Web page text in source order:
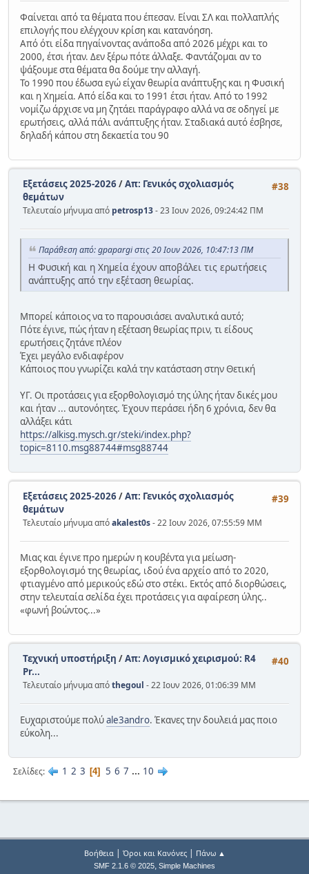
Φαίνεται από τα θέματα που έπεσαν. Είναι ΣΛ και πολλαπλής
επιλογής που ελέγχουν κρίση και κατανόηση.
Από ότι είδα πηγαίνοντας ανάποδα από 2026 μέχρι και το
2000, έτσι ήταν. Δεν ξέρω πότε άλλαξε. Φαντάζομαι αν το
ψάξουμε στα θέματα θα δούμε την αλλαγή.
Το 1990 που έδωσα εγώ είχαν θεωρία ανάπτυξης και η Φυσική
και η Χημεία. Από είδα και το 1991 έτσι ήταν. Από το 1992
νομίζω άρχισε να μη ζητάει παράγραφο αλλά να σε οδηγεί με
ερωτήσεις, αλλά πάλι ανάπτυξης ήταν. Σταδιακά αυτό έσβησε,
δηλαδή κάπου στη δεκαετία του 90
#38
Εξετάσεις 2025-2026/Απ: Γενικός σχολιασμός
θεμάτων
Τελευταίο μήνυμα από petrosp13- 23 Ιουν 2026, 09:24:42 ΠΜ
Παράθεση από: gpapargi στις 20 Ιουν 2026, 10:47:13 ΠΜ
Η Φυσική και η Χημεία έχουν αποβάλει τις ερωτήσεις
ανάπτυξης από την εξέταση θεωρίας.
Μπορεί κάποιος να το παρουσιάσει αναλυτικά αυτό;
Πότε έγινε, πώς ήταν η εξέταση θεωρίας πριν, τι είδους
ερωτήσεις ζητάνε πλέον
Έχει μεγάλο ενδιαφέρον
Κάποιος που γνωρίζει καλά την κατάσταση στην Θετική
ΥΓ. Οι προτάσεις για εξορθολογισμό της ύλης ήταν δικές μου
και ήταν ... αυτονόητες. Έχουν περάσει ήδη 6 χρόνια, δεν θα
αλλάξει κάτι
https://alkisg.mysch.gr/steki/index.php?
topic=8110.msg88744#msg88744
#39
Εξετάσεις 2025-2026/Απ: Γενικός σχολιασμός
θεμάτων
Τελευταίο μήνυμα απόakalest0s- 22 Ιουν 2026, 07:55:59 ΜΜ
Μιας και έγινε προ ημερών η κουβέντα για μείωση-
εξορθολογισμό της θεωρίας, ιδού ένα αρχείο από το 2020,
φτιαγμένο από μερικούς εδώ στο στέκι. Εκτός από διορθώσεις,
στην τελευταία σελίδα έχει προτάσεις για αφαίρεση ύλης..
«φωνή βοώντος...»
#40
Τεχνική υποστήριξη /Απ: Λογισμικό χειρισμού: R4
Pr...
Τελευταίο μήνυμα απόthegoul - 22 Ιουν 2026, 01:06:39 ΜΜ
Ευχαριστούμε πολύale3andro. Έκανες την δουλειά μας ποιο
εύκολη...
Σελίδες 1 2 3 4 5 6 7 ... 10
Βοήθεια| Όροι και Κανόνες| Πάνω ▲
SMF 2.1.6 © 2025, Simple Machines